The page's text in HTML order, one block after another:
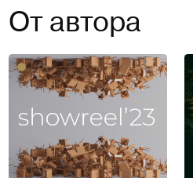
От автора